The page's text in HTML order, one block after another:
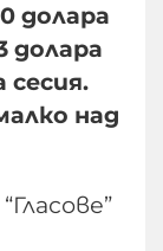
долара
долара
над